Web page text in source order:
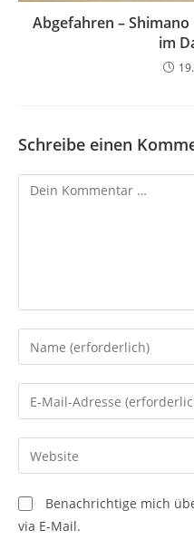
Abgefahren – Shimano
im
Schreibe einen
Kommentar
Gib
deinen
Namen
oder
zum
Kommentieren
ein
Gib
deine
E-
Mail-
zum
Kommentieren
Gib
deine
Website-
URL
Benachrichtige mich
via E-Mail.